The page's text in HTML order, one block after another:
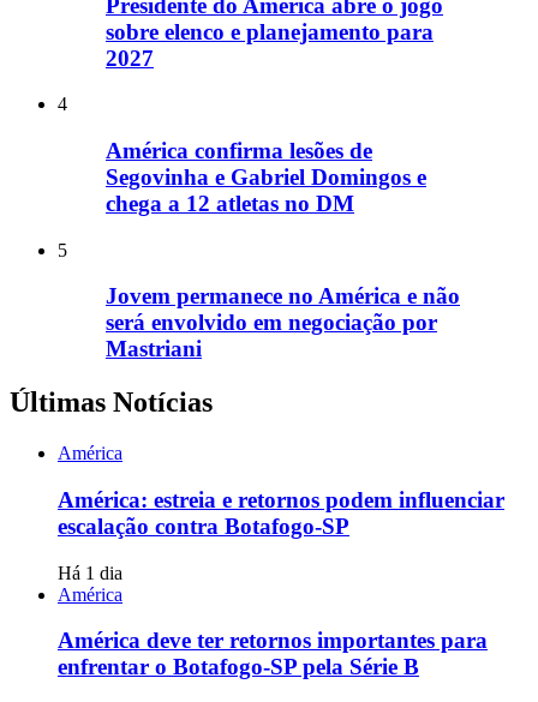
sobre elenco e planejamento para
2027
4
América confirma lesões de
Segovinha e Gabriel Domingos e
chega a 12 atletas no DM
5
Jovem permanece no América e não
será envolvido em negociação por
Mastriani
Últimas Notícias
América
América: estreia e retornos podem influenciar
escalação contra Botafogo-SP
Há 1 dia
América
América deve ter retornos importantes para
enfrentar o Botafogo-SP pela Série B